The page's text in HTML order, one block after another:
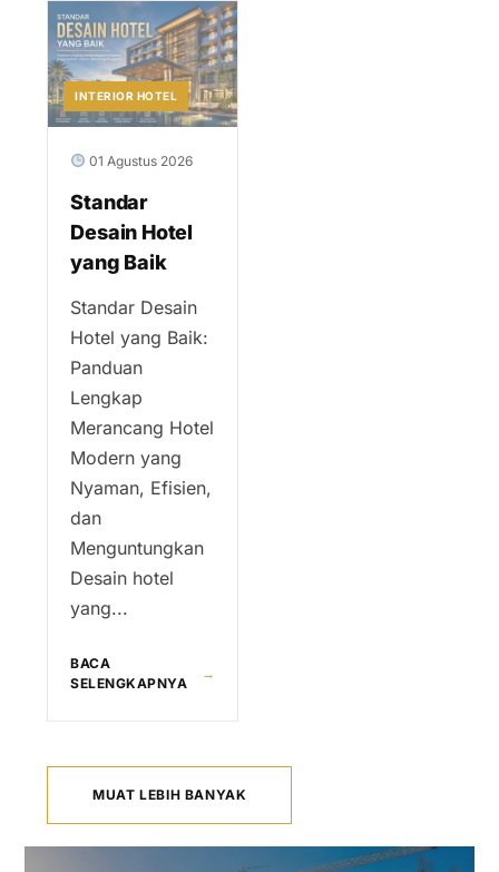
INTERIOR HOTEL
01 Agustus 2026
Standar
Desain Hotel
yang Baik
Standar Desain
Hotel yang Baik:
Panduan
Lengkap
Merancang Hotel
Modern yang
Nyaman, Efisien,
dan
Menguntungkan
Desain hotel
yang...
BACA
SELENGKAPNYA
→
MUAT LEBIH BANYAK